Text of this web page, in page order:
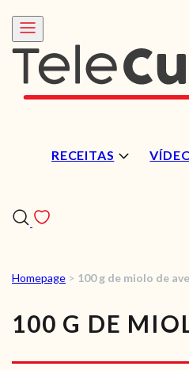
RECEITAS
Homepage > 100 g de miolo de
100 G DE